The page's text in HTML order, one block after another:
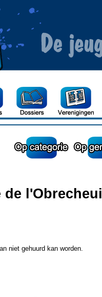
l'Obrecheuil
niet gehuurd kan worden.